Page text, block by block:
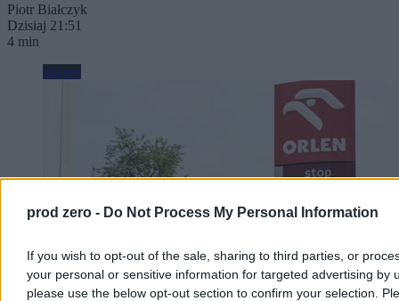
prod zero - Do Not Process My Personal Information
If you wish to opt-out of the sale, sharing to third parties, or
your personal or sensitive information for targeted advertising by
please use the below opt-out section to confirm your selection.
Piotr Białczyk
Dzisiaj 21:51
4 min
Biznes